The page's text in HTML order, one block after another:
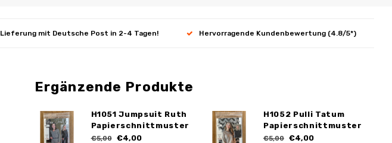
Lieferung mit Deutsche Post in 2-4 Tagen! Hervorragende Kundenbewertung (4.8/5*)
Ergänzende Produkte
H1051 Jumpsuit Ruth
Papierschnittmuster
€5,00 €4,00
H1052 Pulli Tatum
Papierschnittmuster
€5,00 €4,00